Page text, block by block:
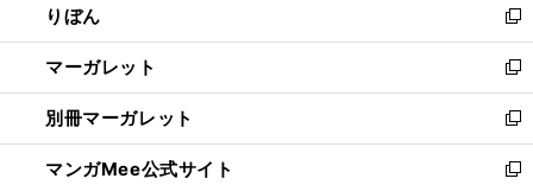
く
で
開
く
ド
ウ
で
開
く
ィ
ン
ド
ウ
で
開
く
りぼん
新
し
い
ウ
ィ
ン
ド
マーガレット
新
し
い
ウ
ィ
別冊マーガレット
新
し
い
マンガMee公式サイト
新